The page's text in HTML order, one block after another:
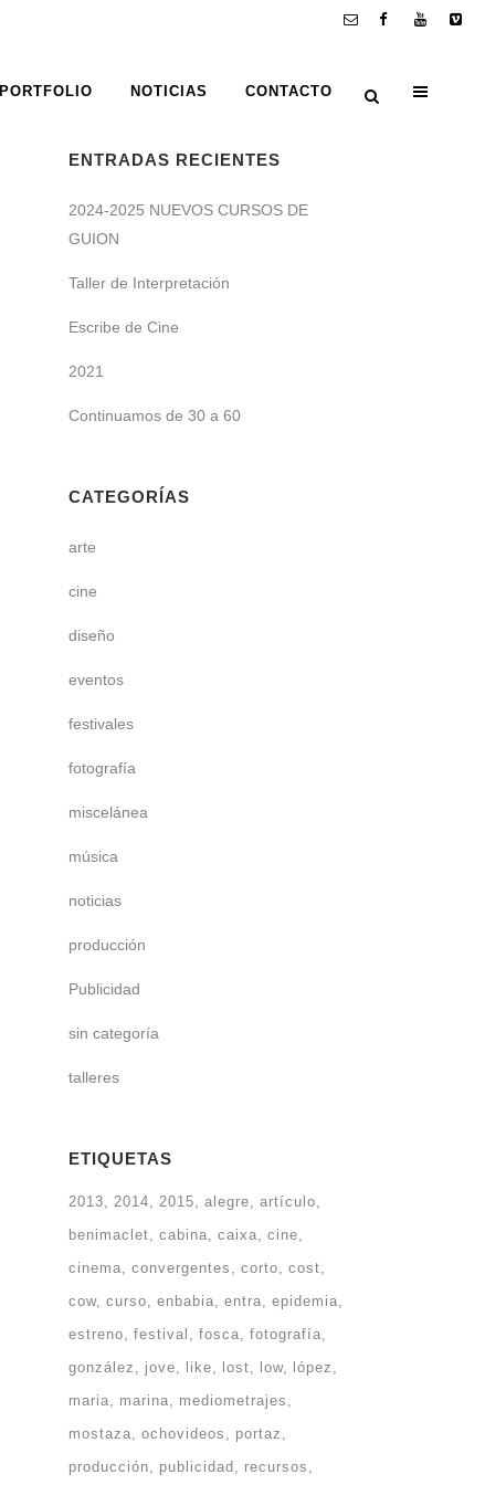
PORTFOLIO NOTICIAS CONTACTO
ENTRADAS RECIENTES
2024-2025 NUEVOS CURSOS DE
GUION
Taller de Interpretación
Escribe de Cine
2021
Continuamos de 30 a 60
CATEGORÍAS
arte
cine
diseño
eventos
festivales
fotografía
miscelánea
música
noticias
producción
Publicidad
sin categoría
talleres
ETIQUETAS
2013 2014 2015 alegre
artículo
benimaclet
cabina caixa
cine
cinema
convergentes corto
cost
cow curso enbabia entra
epidemia
estreno
festival fosca
fotografía
gonzález
jove like lost low
lópez
maria
marina
mediometrajes
mostaza
ochovideos
portaz
producción
publicidad recursos